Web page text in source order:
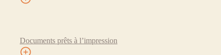
Documents prêts à l’impression